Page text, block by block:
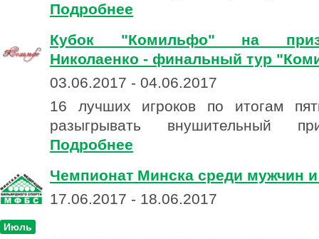
Подробнее
Кубок "Комильфо" на
Николаенко - финальный тур
03.06.2017 - 04.06.2017
16 лучших игроков по итогам
разыгрывать внушительный
Подробнее
Чемпионат Минска среди мужчин
17.06.2017 - 18.06.2017
Июль